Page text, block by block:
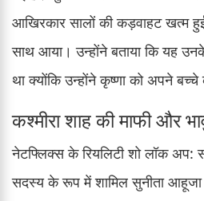
आखिरकार सालों की कड़वाहट खत्म
साथ आया। उन्होंने बताया कि यह
था क्योंकि उन्होंने कृष्णा को अपने बच्चे
कश्मीरा शाह की माफी और
नेटफ्लिक्स के रियलिटी शो लॉक
सदस्य के रूप में शामिल सुनीता आहूजा